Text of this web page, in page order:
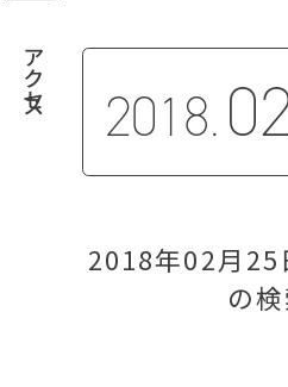
アクセス 2018.
2018年02月25
の